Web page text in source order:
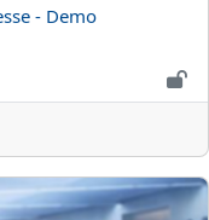
- Demo
- Demo